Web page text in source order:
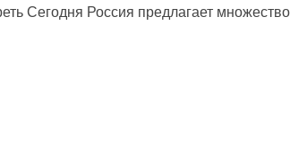
Сегодня Россия предлагает множество